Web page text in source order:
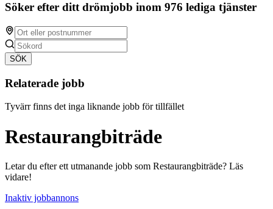
Söker efter ditt drömjobb inom 976 lediga tjänster
SÖK
Relaterade jobb
Tyvärr finns det inga liknande jobb för tillfället
Restaurangbiträde
Letar du efter ett utmanande jobb som Restaurangbiträde? Läs
vidare!
Inaktiv jobbannons